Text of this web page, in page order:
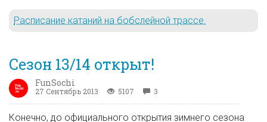
Расписание катаний на бобслейной трассе.
Сезон 13/14 открыт!
FunSochi
27 Сентябрь 2013 5107 3
Конечно, до официального открытия зимнего сезона